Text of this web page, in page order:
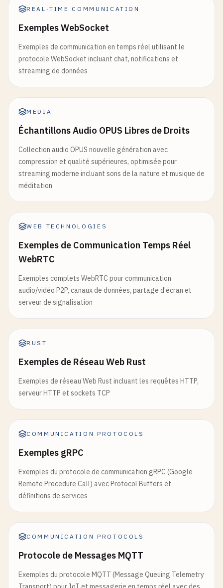
REAL-TIME COMMUNICATION
Exemples WebSocket
Exemples de communication en temps réel utilisant le
protocole WebSocket incluant chat, notifications et
streaming de données
MEDIA
Échantillons Audio OPUS Libres de Droits
Collection audio OPUS nouvelle génération avec
compression et qualité supérieures, optimisée pour
streaming moderne incluant sons de la nature et musique de
méditation
WEB TECHNOLOGIES
Exemples de Communication Temps Réel
WebRTC
Exemples complets WebRTC pour communication
audio/vidéo P2P, canaux de données, partage d'écran et
serveur de signalisation
RUST
Exemples de Réseau Web Rust
Exemples de réseau Web Rust incluant les requêtes HTTP,
serveur HTTP et sockets TCP
COMMUNICATION PROTOCOLS
Exemples gRPC
Exemples du protocole de communication gRPC (Google
Remote Procedure Call) avec Protocol Buffers et
définitions de services
COMMUNICATION PROTOCOLS
Protocole de Messages MQTT
Exemples du protocole MQTT (Message Queuing Telemetry